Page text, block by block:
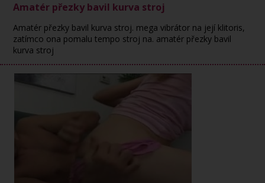
Amatér přezky bavil kurva stroj
Amatér přezky bavil kurva stroj. mega vibrátor na její klitoris,
zatímco ona pomalu tempo stroj na. amatér přezky bavil
kurva stroj